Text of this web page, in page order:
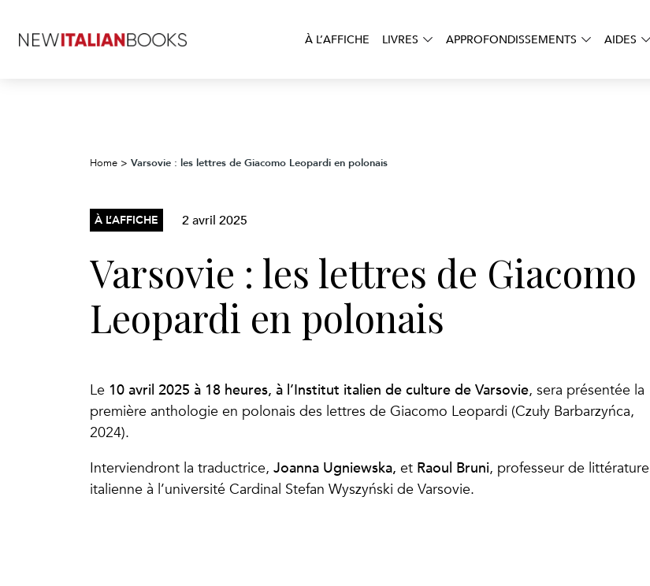
À L’AFFICHE LIVRES APPROFONDISSEMENTS AIDES
Home > Varsovie : les lettres de Giacomo Leopardi en polonais
À L’AFFICHE 2 avril 2025
Varsovie : les lettres de Giacomo
Leopardi en polonais
Le 10 avril 2025 à 18 heures, à l’Institut italien de culture de Varsovie, sera présentée la
première anthologie en polonais des lettres de Giacomo Leopardi (Czuły Barbarzyńca,
2024).
Interviendront la traductrice, Joanna Ugniewska, et Raoul Bruni, professeur de littérature
italienne à l’université Cardinal Stefan Wyszyński de Varsovie.